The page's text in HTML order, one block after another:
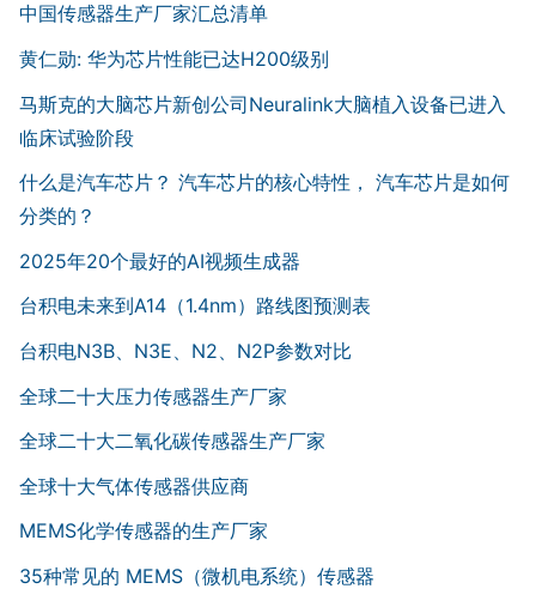
中国传感器生产厂家汇总清单
黄仁勋: 华为芯片性能已达H200级别
马斯克的大脑芯片新创公司Neuralink大脑植入设备已进入
临床试验阶段
什么是汽车芯片？ 汽车芯片的核心特性， 汽车芯片是如何
分类的？
2025年20个最好的AI视频生成器
台积电未来到A14（1.4nm）路线图预测表
台积电N3B、N3E、N2、N2P参数对比
全球二十大压力传感器生产厂家
全球二十大二氧化碳传感器生产厂家
全球十大气体传感器供应商
MEMS化学传感器的生产厂家
35种常见的 MEMS（微机电系统）传感器